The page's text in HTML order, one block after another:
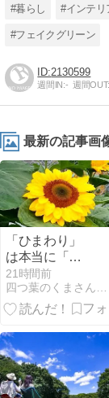
#暮らし #インテリ
#フェイクグリーン
2130599
週間IN:- 週間OUT:
最新の記事画
「ひまわり」
は本当に「太
陽」の方向を
向いて咲くの
か？
21時間前
四つ葉のくまさんの癒しのお花、時々お料理日記